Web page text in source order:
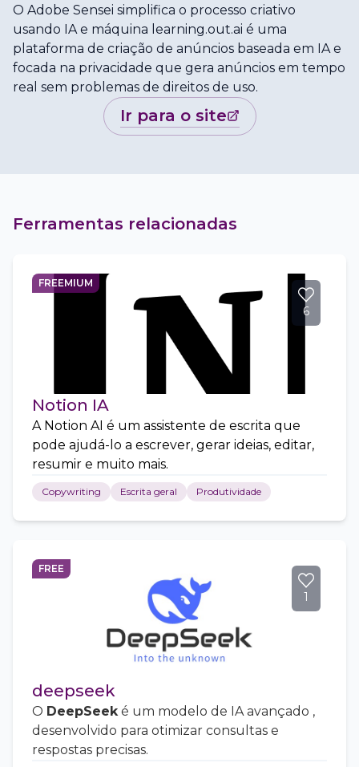
O Adobe Sensei simplifica o processo criativo
usando IA e máquina learning.out.ai é uma
plataforma de criação de anúncios baseada em IA e
focada na privacidade que gera anúncios em tempo
real sem problemas de direitos de uso.
ir para o site
Ferramentas relacionadas
FREEMIUM
6
Notion IA
A Notion AI é um assistente de escrita que
pode ajudá-lo a escrever, gerar ideias, editar,
resumir e muito mais.
Copywriting Escrita geral Produtividade
FREE
1
deepseek
O DeepSeeké um modelo de IA avançado ,
desenvolvido para otimizar consultas e
respostas precisas.